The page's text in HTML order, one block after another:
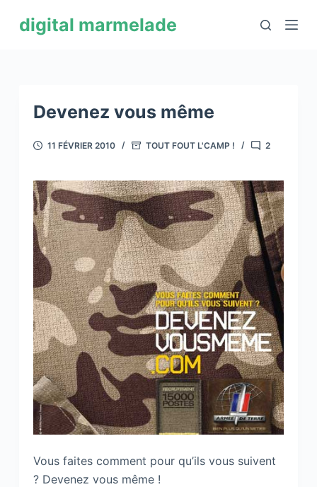
digital marmelade
Devenez vous même
11 FÉVRIER 2010 TOUT FOUT L'CAMP ! 2
Vous faites comment pour qu’ils vous suivent
? Devenez vous même !